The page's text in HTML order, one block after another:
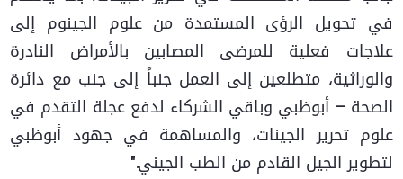
في تحويل الرؤى المستمدة من علوم الجينوم إلى
علاجات فعلية للمرضى المصابين بالأمراض النادرة
والوراثية، متطلعين إلى العمل جنباً إلى جنب مع دائرة
الصحة – أبوظبي وباقي الشركاء لدفع عجلة التقدم في
علوم تحرير الجينات، والمساهمة في جهود أبوظبي
لتطوير الجيل القادم من الطب الجيني."